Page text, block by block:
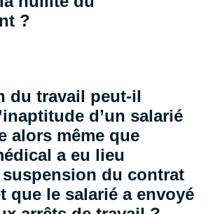
?
du travail peut-il
d’un salarié
alors même que
a eu lieu
du contrat
que le salarié a envoyé